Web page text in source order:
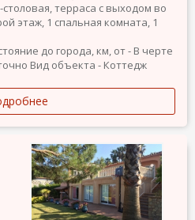
терраса с выходом во
этаж, 1 спальная комната, 1
до города, км, от - В черте
Вид объекта - Коттедж